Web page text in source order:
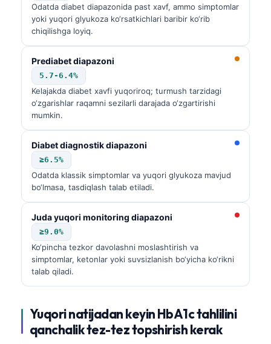
Odatda diabet diapazonida past xavf, ammo simptomlar
yoki yuqori glyukoza ko‘rsatkichlari baribir ko‘rib
chiqilishga loyiq.
Prediabet diapazoni
5.7-6.4%
Kelajakda diabet xavfi yuqoriroq; turmush tarzidagi
o‘zgarishlar raqamni sezilarli darajada o‘zgartirishi
mumkin.
Diabet diagnostik diapazoni
≥6.5%
Odatda klassik simptomlar va yuqori glyukoza mavjud
bo‘lmasa, tasdiqlash talab etiladi.
Juda yuqori monitoring diapazoni
≥9.0%
Ko‘pincha tezkor davolashni moslashtirish va
simptomlar, ketonlar yoki suvsizlanish bo‘yicha ko‘rikni
talab qiladi.
Yuqori natijadan keyin HbA1c tahlilini
qanchalik tez-tez topshirish kerak